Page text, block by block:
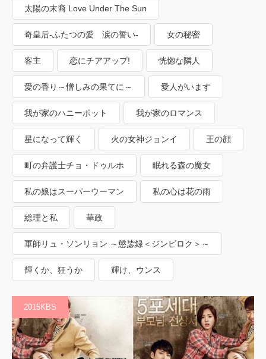
太陽の末裔 Love Under The Sun
奇皇后-ふたつの愛 涙の誓い- 女の秘密
客主 恋にチアアップ! 恍惚な隣人
愛の香り～憎しみの果てに～ 愛人がいます
我が家のハニーポット 我が家のロマンス
星になって輝く 火の女神ジョンイ 王の顔
町の弁護士チョ・ドゥルホ 眠れる森の魔女
私の娘はスーパーウーマン 私の心は花の雨
総理と私 華政
軍師リュ・ソンリョン ～懲毖録＜ジンビロク＞～
輝くか、狂うか 輝け、ウンス
2015KBS